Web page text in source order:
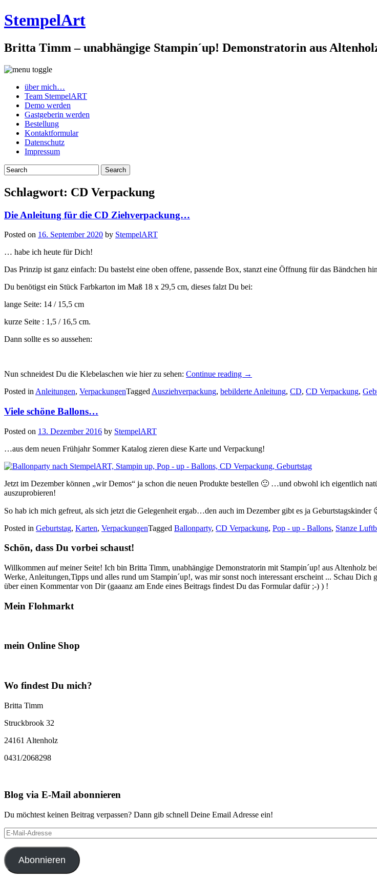
StempelArt
Britta Timm – unabhängige Stampin´up! Demonstratorin aus
über mich…
Team StempelART
Demo werden
Gastgeberin werden
Bestellung
Kontaktformular
Datenschutz
Impressum
Schlagwort: CD Verpackung
Die Anleitung für die CD Ziehverpackung…
Posted on 16. September 2020 by StempelART
… habe ich heute für Dich!
Das Prinzip ist ganz einfach: Du bastelst eine oben offene, passende Box, stanzt eine Öffnung für das Bändchen
Du benötigst ein Stück Farbkarton im Maß 18 x 29,5 cm, dieses falzt Du bei:
lange Seite: 14 / 15,5 cm
kurze Seite : 1,5 / 16,5 cm.
Dann sollte es so aussehen:
Nun schneidest Du die Klebelaschen wie hier zu sehen: Continue reading „Die
für
→
Posted in Anleitungen, VerpackungenTagged Ausziehverpackung, bebilderte Anleitung, CD, CD Verpackung,
Viele schöne Ballons…
Posted on 13. Dezember 2016 by StempelART
…aus dem neuen Frühjahr Sommer Katalog zieren diese Karte und Verpackung!
Jetzt im Dezember können „wir Demos“ ja schon die neuen Produkte bestellen 🙂 …und obwohl ich eigentlich
auszuprobieren!
So hab ich mich gefreut, als sich jetzt die Gelegenheit ergab…den auch im Dezember gibt es ja Geburtstagskinder
Posted in Geburtstag, Karten, VerpackungenTagged Ballonparty, CD Verpackung, Pop - up - Ballons, Stanze
Schön, dass Du vorbei schaust!
Willkommen auf meiner Seite! Ich bin Britta Timm, unabhängige Demonstratorin mit Stampin´up! aus Altenholz
Werke, Anleitungen,Tipps und alles rund um Stampin´up!, was mir sonst noch interessant erscheint ... Schau
über einen Kommentar von Dir (gaaanz am Ende eines Beitrags findest Du das Formular dafür ;-) ) !
Mein Flohmarkt
mein Online Shop
Wo findest Du mich?
Britta Timm
Struckbrook 32
24161 Altenholz
0431/2068298
Blog via E-Mail abonnieren
Du möchtest keinen Beitrag verpassen? Dann gib schnell Deine Email Adresse ein!
E-
Mail-
Adresse
Abonnieren